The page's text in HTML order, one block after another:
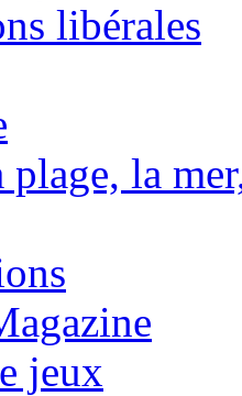
libérales
la
jeux